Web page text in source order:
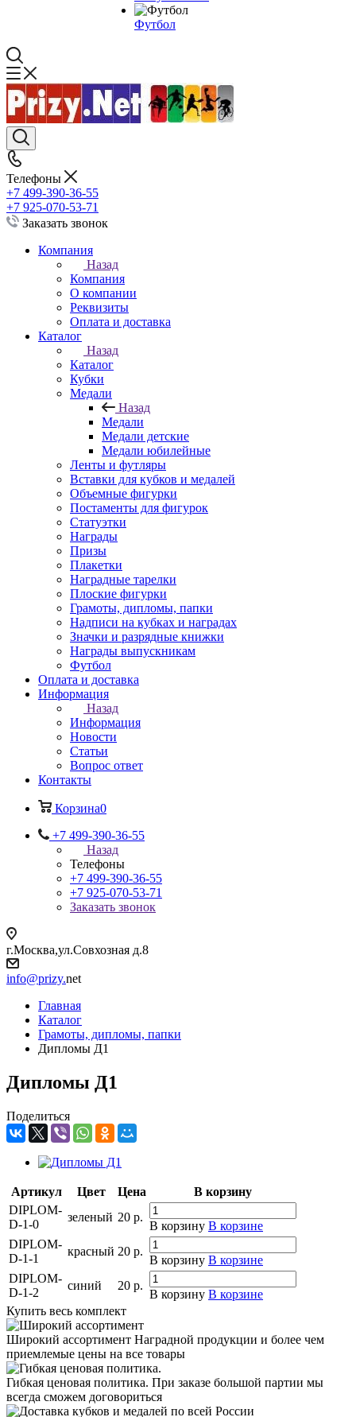
Футбол
Телефоны
+7 499-390-36-55
+7 925-070-53-71
Заказать звонок
Компания
Назад
Компания
О компании
Реквизиты
Оплата и доставка
Каталог
Назад
Каталог
Кубки
Медали
Назад
Медали
Медали детские
Медали юбилейные
Ленты и футляры
Вставки для кубков и медалей
Объемные фигурки
Постаменты для фигурок
Статуэтки
Награды
Призы
Плакетки
Наградные тарелки
Плоские фигурки
Грамоты, дипломы, папки
Надписи на кубках и наградах
Значки и разрядные книжки
Награды выпускникам
Футбол
Оплата и доставка
Информация
Назад
Информация
Новости
Статьи
Вопрос ответ
Контакты
Корзина0
+7 499-390-36-55
Назад
Телефоны
+7 499-390-36-55
+7 925-070-53-71
Заказать звонок
г.Москва,ул.Совхозная д.8
info@prizy.net
Главная
Каталог
Грамоты, дипломы, папки
Дипломы Д1
Дипломы Д1
Поделиться
Артикул Цвет Цена
В корзину
DIPLOM-
D-1-0
зеленый 20 р.
В корзину В корзине
DIPLOM-
D-1-1
красный 20 р.
В корзину В корзине
DIPLOM-
D-1-2
синий 20 р.
В корзину В корзине
Купить весь комплект
Широкий ассортимент Наградной продукции и более чем
приемлемые цены на все товары
Гибкая ценовая политика. При заказе большой партии мы
всегда сможем договориться